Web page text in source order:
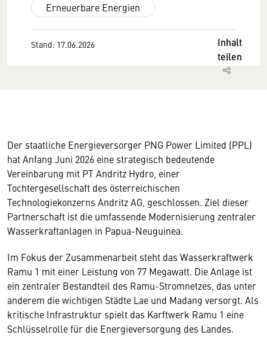
Erneuerbare Energien
Stand: 17.06.2026
Inhalt
teilen
Der staatliche Energieversorger PNG Power Limited (PPL)
hat Anfang Juni 2026 eine strategisch bedeutende
Vereinbarung mit PT Andritz Hydro, einer
Tochtergesellschaft des österreichischen
Technologiekonzerns Andritz AG, geschlossen. Ziel dieser
Partnerschaft ist die umfassende Modernisierung zentraler
Wasserkraftanlagen in Papua-Neuguinea.
Im Fokus der Zusammenarbeit steht das Wasserkraftwerk
Ramu 1 mit einer Leistung von 77 Megawatt. Die Anlage ist
ein zentraler Bestandteil des Ramu-Stromnetzes, das unter
anderem die wichtigen Städte Lae und Madang versorgt. Als
kritische Infrastruktur spielt das Karftwerk Ramu 1 eine
Schlüsselrolle für die Energieversorgung des Landes.